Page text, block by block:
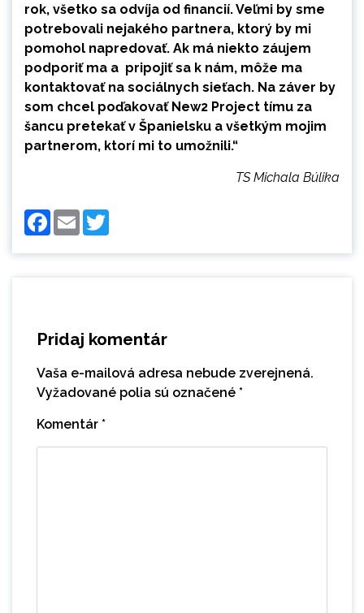
rok, všetko sa odvíja od financií. Veľmi by sme
potrebovali nejakého partnera, ktorý by mi
pomohol napredovať. Ak má niekto záujem
podporiť ma a pripojiť sa k nám, môže ma
kontaktovať na sociálnych sieťach. Na záver by
som chcel poďakovať New2 Project tímu za
šancu pretekať v Španielsku a všetkým mojim
partnerom, ktorí mi to umožnili.“
TS Michala Búlika
Facebook
Email
Pridaj komentár
Vaša e-mailová adresa nebude zverejnená.
Vyžadované polia sú označené *
Komentár *